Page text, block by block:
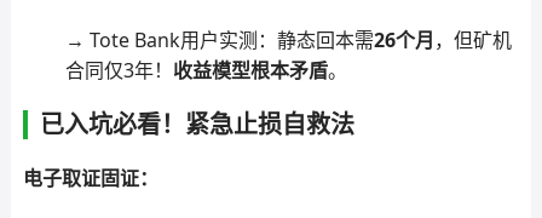
→ Tote Bank用户实测：静态回本需26个月，但矿机
合同仅3年！ 收益模型根本矛盾。
已入坑必看！紧急止损自救法
电子取证固证：